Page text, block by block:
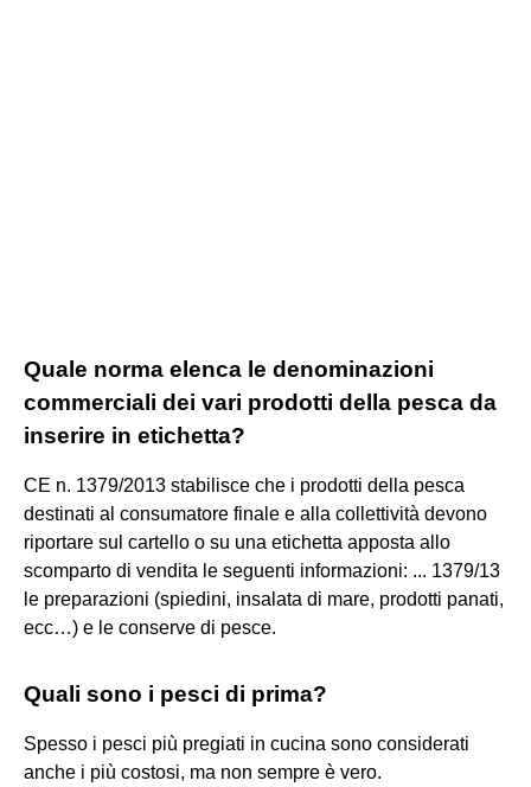
Quale norma elenca le denominazioni
commerciali dei vari prodotti della pesca da
inserire in etichetta?
CE n. 1379/2013 stabilisce che i prodotti della pesca
destinati al consumatore finale e alla collettività devono
riportare sul cartello o su una etichetta apposta allo
scomparto di vendita le seguenti informazioni: ... 1379/13
le preparazioni (spiedini, insalata di mare, prodotti panati,
ecc…) e le conserve di pesce.
Quali sono i pesci di prima?
Spesso i pesci più pregiati in cucina sono considerati
anche i più costosi, ma non sempre è vero.